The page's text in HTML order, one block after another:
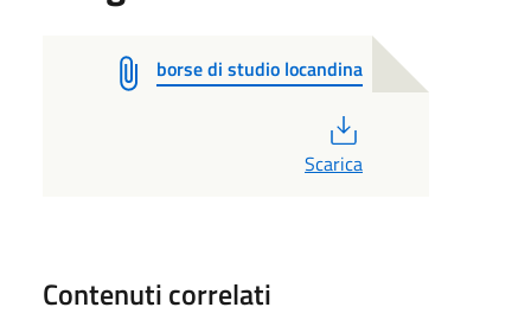
borse di studio locandina
Scarica
Contenuti correlati